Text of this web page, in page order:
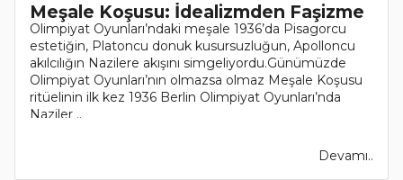
Meşale Koşusu: İdealizmden Faşizme
Olimpiyat Oyunları’ndaki meşale 1936’da Pisagorcu
estetiğin, Platoncu donuk kusursuzluğun, Apolloncu
akılcılığın Nazilere akışını simgeliyordu.Günümüzde
Olimpiyat Oyunları’nın olmazsa olmaz Meşale Koşusu
ritüelinin ilk kez 1936 Berlin Olimpiyat Oyunları’nda
Naziler ..
Devamı..